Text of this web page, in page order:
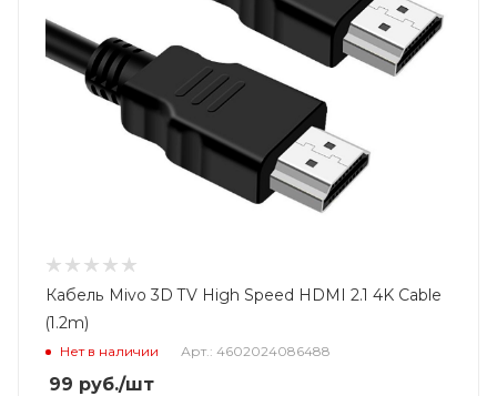
Кабель Mivo 3D TV High Speed HDMI 2.1 4K Cable
(1.2m)
Нет в наличии Арт.: 4602024086488
99 руб./шт